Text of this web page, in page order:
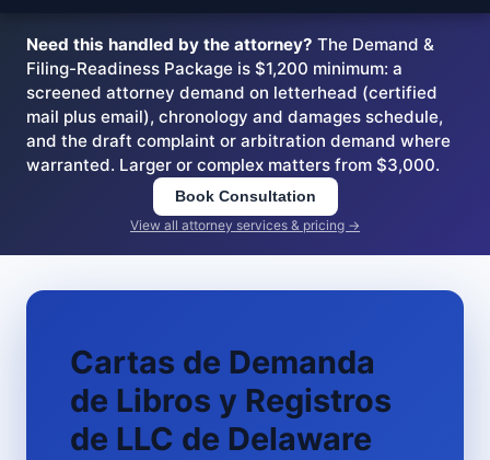
Need this handled by the attorney? The Demand &
Filing-Readiness Package is $1,200 minimum: a
screened attorney demand on letterhead (certified
mail plus email), chronology and damages schedule,
and the draft complaint or arbitration demand where
warranted. Larger or complex matters from $3,000.
Book Consultation
View all attorney services & pricing →
Cartas de Demanda
de Libros y Registros
de LLC de Delaware